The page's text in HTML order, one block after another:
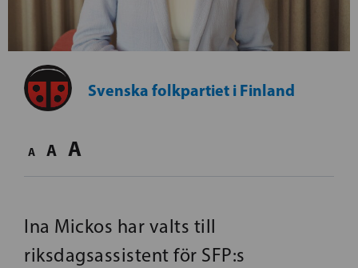
Svenska folkpartiet i Finland
A A A
Ina Mickos har valts till
riksdagsassistent för SFP:s